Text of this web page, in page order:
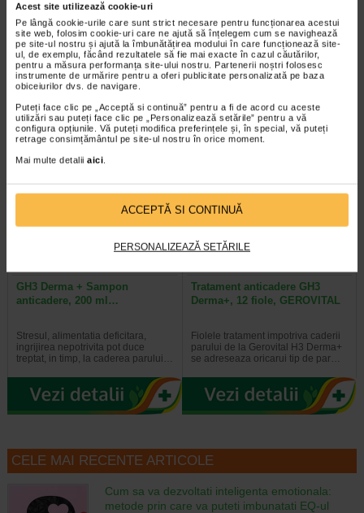
Acest site utilizează cookie-uri
Pe lângă cookie-urile care sunt strict necesare pentru funcționarea acestui
site web, folosim cookie-uri care ne ajută să înțelegem cum se navighează
pe site-ul nostru și ajută la îmbunătățirea modului în care funcționează site-
ul, de exemplu, făcând rezultatele să fie mai exacte în cazul căutărilor,
pentru a măsura performanța site-ului nostru. Partenerii noștri folosesc
instrumente de urmărire pentru a oferi publicitate personalizată pe baza
obiceiurilor dvs. de navigare.
Puteți face clic pe „Acceptă si continuă” pentru a fi de acord cu aceste
utilizări sau puteți face clic pe „Personalizează setările” pentru a vă
configura opțiunile. Vă puteți modifica preferințele și, în special, vă puteți
retrage consimțământul pe site-ul nostru în orice moment.
Mai multe detalii aici.
ACCEPTĂ SI CONTINUĂ
PERSONALIZEAZĂ SETĂRILE
Masca cu biotina pentru par,
50 g, DIFEEL
Produsele Difeel Pro-Growth sunt
formule fortificate infuzate cu
biotina si promoveaza cresterea…
Masca regeneranta cu biotina
par cret, 50 g, DIFEEL
Beneficii: Defineste perfect firele de
par si faciliteaza coafarea; Masca
-40% Preț întreg:
GH3 Derma + Sampon
anticadere, 200 ml…
Stresul, alimentatia deficitara,
ingrijirea nepotrivita pot duce
treptat, in timp, la caderea parului…
Tratament anticadere GH3
Derma+, 12 fiole, GEROVITAL
Fiolele tratament impotriva caderii
parului de la Gerovital H3 Derma+
se adreseaza oricarui tip de par…
CELE MAI RECENTE ARTICOLE
Cum sa va dezvoltati inteligenta emotionala:
metode prin care va puteti imbunatati EQ-ul